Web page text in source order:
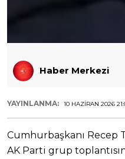
Haber Merkezi
YAYINLANMA: 10 HAZIRAN 2026
Cumhurbaşkanı Recep
AK Parti grup